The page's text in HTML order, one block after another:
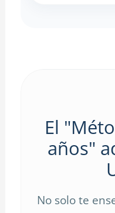
El
años"
No solo te